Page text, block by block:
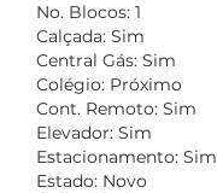
No. Blocos: 1
Calçada: Sim
Central Gás: Sim
Colégio: Próximo
Cont. Remoto: Sim
Elevador: Sim
Estacionamento: Sim
Estado: Novo